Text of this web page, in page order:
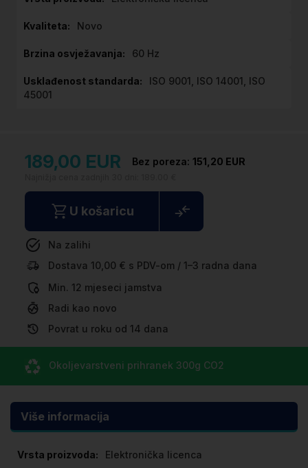
informacija
Novo
60 Hz
ISO 9001, ISO 14001, ISO
45001
189,00 EUR 151,20 EUR
U košaricu
Na zalihi
Dostava 10,00 € s PDV-om / 1–3 radna dana
Min. 12 mjeseci jamstva
Radi kao novo
Povrat u roku od 14 dana
Okoljevarstveni prihranek 300g CO2
Više informacija
informacija
Elektronička licenca